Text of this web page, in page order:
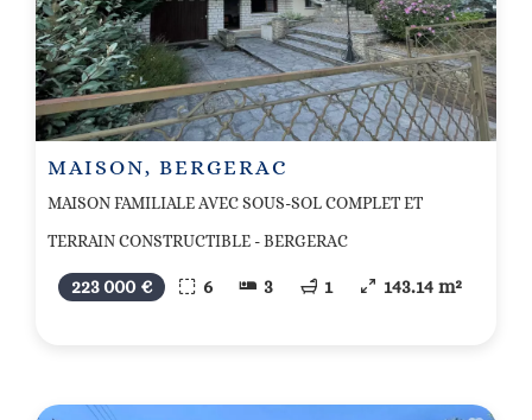
MAISON, BERGERAC
MAISON FAMILIALE AVEC SOUS-SOL COMPLET ET
TERRAIN CONSTRUCTIBLE - BERGERAC
223 000 € 6 3 1 143.14 m²